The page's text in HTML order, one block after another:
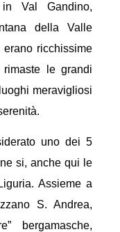
Val Gandino,
della Valle
ricchissime
rimaste le grandi
meravigliosi
uno dei 5
si, anche qui le
Assieme a
S. Andrea,
bergamasche,